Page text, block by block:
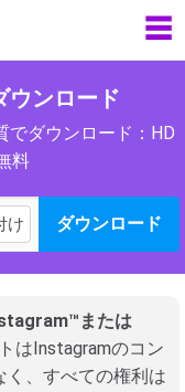
☰
ウンロード
でダウンロード：HD
料
け ダウンロード
または
はInstagramのコン
く、すべての権利は